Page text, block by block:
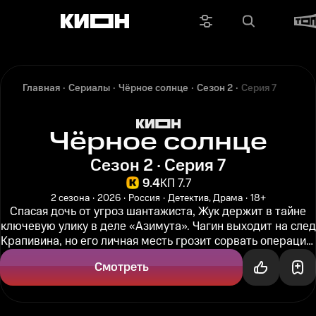
Главная Сериалы Чёрное солнце Сезон 2 Серия 7
Чёрное солнце
Сезон 2 · Серия 7
9.4КП 7.7
2 сезона 2026 Россия Детектив, Драма 18+
Спасая дочь от угроз шантажиста, Жук держит в тайне
ключевую улику в деле «Азимута». Чагин выходит на след
Крапивина, но его личная месть грозит сорвать операцию
Смотреть